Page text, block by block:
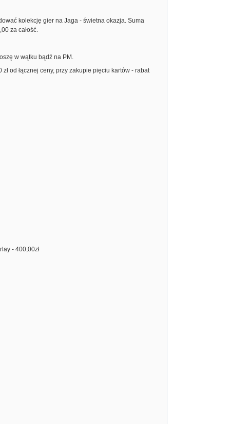
kolekcję gier na Jaga - świetna okazja. Suma
za całość.
w wątku bądź na PM.
od łącznej ceny, przy zakupie pięciu kartów - rabat
- 400,00zł